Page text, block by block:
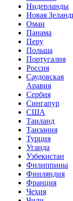
Нидерланды
Новая
Оман
Панама
Перу
Польша
Португалия
Россия
Саудовская
Аравия
Сербия
Сингапур
США
Таиланд
Танзания
Турция
Уганда
Узбекистан
Филиппины
Финляндия
Франция
Чехия